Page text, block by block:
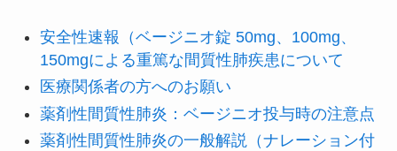
安全性速報（ベージニオ錠 50mg、100mg、
150mgによる重篤な間質性肺疾患について
医療関係者の方へのお願い
薬剤性間質性肺炎：ベージニオ投与時の注意点
薬剤性間質性肺炎の一般解説（ナレーション付